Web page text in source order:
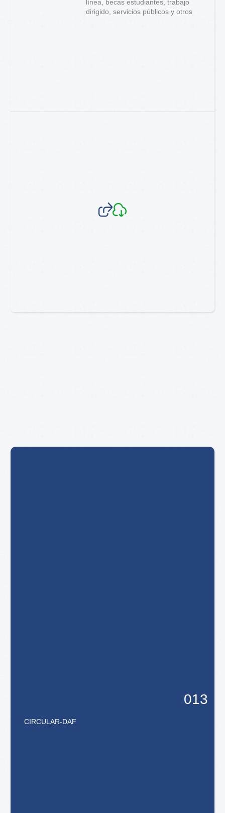
línea, becas estudiantes, trabajo
dirigido, servicios públicos y otros
CIRCULAR-DAF
013